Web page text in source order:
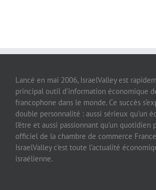
Lancé en mai 2006, IsraelValley est
principal outil d’information économique
francophone dans le monde. Ce succès
double personnalité : aussi sérieux qu’un
l’être et aussi passionnant qu’un quotidien
officiel de la chambre de commerce
IsraelValley c’est toute l’actualité
israélienne.